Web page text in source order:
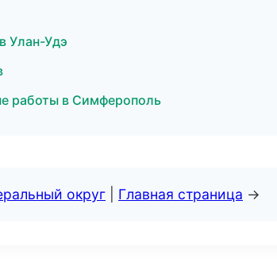
Улан-Удэ
работы в Симферополь
округ Главная страница →